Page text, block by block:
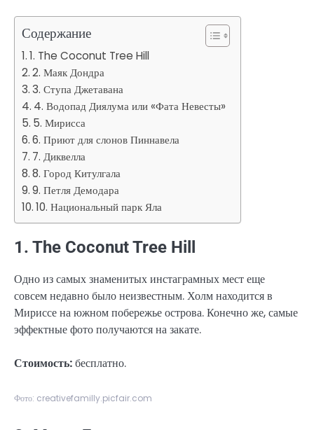
Содержание
1. The Coconut Tree Hill
2. Маяк Дондра
3. Ступа Джетавана
4. Водопад Диялума или «Фата Невесты»
5. Мирисса
6. Приют для слонов Пиннавела
7. Диквелла
8. Город Китулгала
9. Петля Демодара
10. Национальный парк Яла
1. The Coconut Tree Hill
Одно из самых знаменитых инстаграмных мест еще
совсем недавно было неизвестным. Холм находится в
Мириссе на южном побережье острова. Конечно же, самые
эффектные фото получаются на закате.
Стоимость:бесплатно.
Фото: creativefamilly.picfair.com